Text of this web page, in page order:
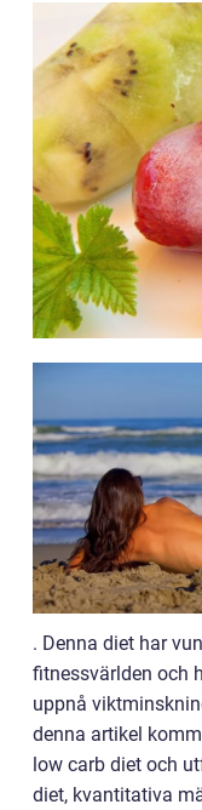
. Denna diet har
fitnessvärlden och
uppnå
denna artikel
low carb diet och
diet, kvantitativa